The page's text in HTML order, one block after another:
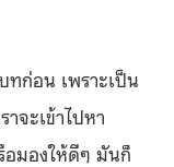
ก่อน เพราะเป็น
จะเข้าไปหา
อมองให้ดีๆ มันก็